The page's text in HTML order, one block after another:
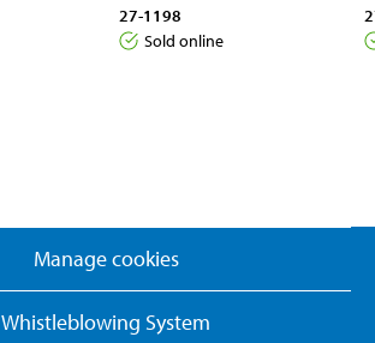
27-1198
Sold online
Manage cookies
Whistleblowing System